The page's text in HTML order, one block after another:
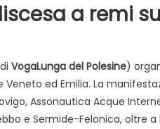
a remi
VogaLunga del Polesine)
ed Emilia. La
Assonautica Acque
e Sermide-Felonica, oltre